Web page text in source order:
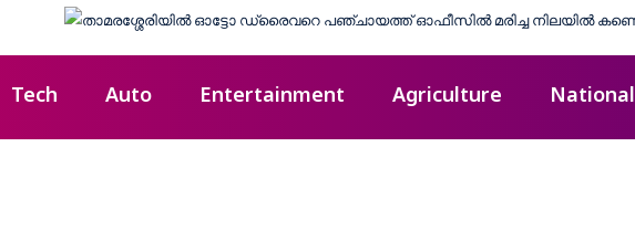
Tech Auto Entertainment Agriculture National